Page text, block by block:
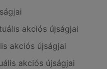
akciós újságjai
akciós újságjai
akciós újságjai